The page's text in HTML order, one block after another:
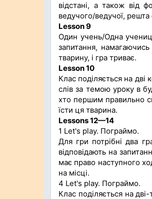
відстані, а також від
ведучого/ведучої, решта
Lesson 9
Один учень/Одна
запитання,
тварину, і гра триває.
Lesson 10
Клас поділяється на
слів за темою уроку в
хто першим правильно
їсти ця тварина.
Lessons 12—14
1 Let's play. Пограймо.
Для гри потрібні два
відповідають на
має право наступного
на місці.
4 Let's play. Пограймо.
Клас поділяється на